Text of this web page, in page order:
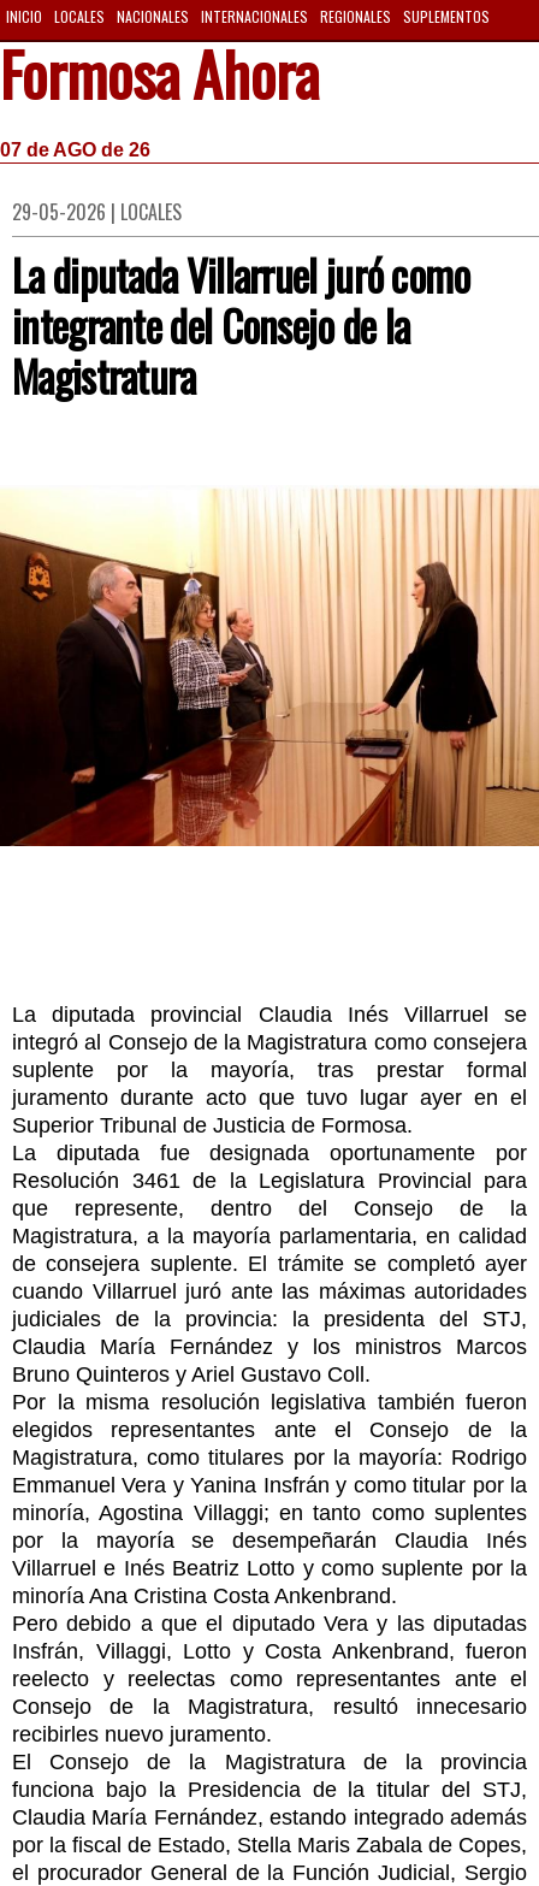
INICIO LOCALES NACIONALES INTERNACIONALES REGIONALES SUPLEMENTOS
Formosa Ahora
07 de AGO de 26
29-05-2026 | LOCALES
La diputada Villarruel juró como
integrante del Consejo de la
Magistratura
La diputada provincial Claudia Inés Villarruel se
integró al Consejo de la Magistratura como consejera
suplente por la mayoría, tras prestar formal
juramento durante acto que tuvo lugar ayer en el
Superior Tribunal de Justicia de Formosa.
La diputada fue designada oportunamente por
Resolución 3461 de la Legislatura Provincial para
que represente, dentro del Consejo de la
Magistratura, a la mayoría parlamentaria, en calidad
de consejera suplente. El trámite se completó ayer
cuando Villarruel juró ante las máximas autoridades
judiciales de la provincia: la presidenta del STJ,
Claudia María Fernández y los ministros Marcos
Bruno Quinteros y Ariel Gustavo Coll.
Por la misma resolución legislativa también fueron
elegidos representantes ante el Consejo de la
Magistratura, como titulares por la mayoría: Rodrigo
Emmanuel Vera y Yanina Insfrán y como titular por la
minoría, Agostina Villaggi; en tanto como suplentes
por la mayoría se desempeñarán Claudia Inés
Villarruel e Inés Beatriz Lotto y como suplente por la
minoría Ana Cristina Costa Ankenbrand.
Pero debido a que el diputado Vera y las diputadas
Insfrán, Villaggi, Lotto y Costa Ankenbrand, fueron
reelecto y reelectas como representantes ante el
Consejo de la Magistratura, resultó innecesario
recibirles nuevo juramento.
El Consejo de la Magistratura de la provincia
funciona bajo la Presidencia de la titular del STJ,
Claudia María Fernández, estando integrado además
por la fiscal de Estado, Stella Maris Zabala de Copes,
el procurador General de la Función Judicial, Sergio